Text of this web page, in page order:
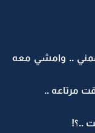
.. وامشي معه
مرتاعه ..
..؟!